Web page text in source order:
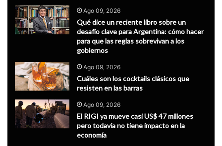
Ago 09, 2026
Qué dice un reciente libro sobre un
desafío clave para Argentina: cómo hacer
para que las reglas sobrevivan a los
gobiernos
Ago 09, 2026
Cuáles son los cocktails clásicos que
resisten en las barras
Ago 09, 2026
El RIGI ya mueve casi US$ 47 millones
pero todavía no tiene impacto en la
economía